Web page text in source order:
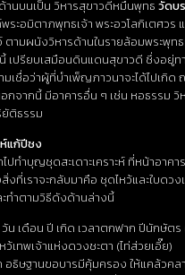
านบนเป็น วิหารสุขาวดีหมื่นพุทธ วัดบ
ระอมิตาภพุทธเจ้า พระอวโลกิเตศวร
ตามผนังวิหารด้านในรายล้อมพระพุท
เปรียบเสมือนดินแดนสุขาวดี ซึ่งอยู่
มเชื่อว่าผู้ที่บำเพ็ญภาวนาจะได้ไปเกิ
กจากนี้ มีอาคารอื่น ๆ เช่น หอธรรม วิ
ยัติธรรม
ห์แก้ปีชง
ปทำบุญชุดสะเดาะเคราะห์ ที่หน้าอาค
งที่เราจะกลับมาคือ ชุดไหว้และใบดว
ะทำตามวิธีดังด้านล่างนี้
วัน เดือน ปี เกิด เวลาตกฟาก ปีนักษัตร
ว้เทพเจ้าแห่งดวงชะตา (ไท่ส่วยเอี๊ย)
อธิษฐานขอบารมีคุ้มครอง ให้แคล้วค